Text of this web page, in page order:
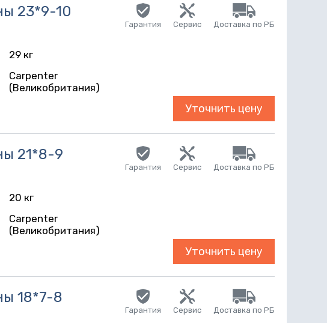
23*9-10
29 кг
Carpenter
(Великобритания)
Гарантия Сервис Доставка по РБ
Уточнить цену
21*8-9
20 кг
Carpenter
(Великобритания)
Гарантия Сервис Доставка по РБ
Уточнить цену
18*7-8
Гарантия Сервис Доставка по РБ